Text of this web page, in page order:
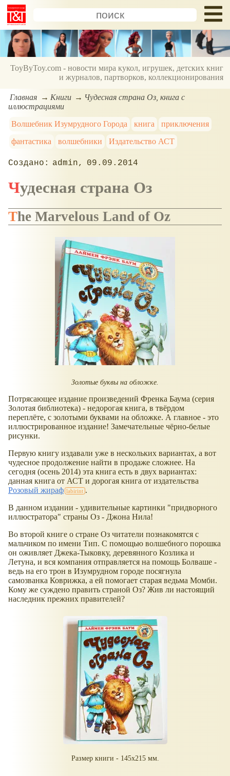
ToyByToy.com - новости мира кукол, игрушек, детских книг
и журналов, партворков, коллекционирования
Главная Книги
Чудесная страна Оз, книга с
иллюстрациями
Волшебник Изумрудного Города
книга
приключения
фантастика
волшебники Издательство АСТ
admin 09.09.2014
Чудесная страна Оз
The Marvelous Land of Oz
Золотые буквы на обложке.
Потрясающее издание произведений Френка Баума (серия
Золотая библиотека) - недорогая книга, в твёрдом
переплёте, с золотыми буквами на обложке. А главное - это
иллюстрированное издание! Замечательные чёрно-белые
рисунки.
Первую книгу издавали уже в нескольких вариантах, а вот
чудесное продолжение найти в продаже сложнее. На
сегодня (осень 2014) эта книга есть в двух вариантах:
данная книга от АСТ и дорогая книга от издательства
Розовый жираф
.
В данном издании - удивительные картинки "придворного
иллюстратора" страны Оз - Джона Нила!
Во второй книге о стране Оз читатели познакомятся с
мальчиком по имени Тип. С помощью волшебного порошка
он оживляет Джека-Тыковку, деревянного Козлика и
Летуна, и вся компания отправляется на помощь Болваше -
ведь на его трон в Изумрудном городе посягнула
самозванка Коврижка, а ей помогает старая ведьма Момби.
Кому же суждено править страной Оз? Жив ли настоящий
наследник прежних правителей?
Размер книги - 145х215 мм.